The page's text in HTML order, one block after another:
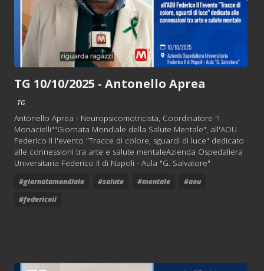
TG 10/10/2025 - Antonello Aprea
TG
Antonello Aprea - Neuropsicomotricista, Coordinatore "I
Monacielli""Giornata Mondiale della Salute Mentale", all'AOU
Federico II l'evento "Tracce di colore, sguardi di luce" dedicato
alle connessioni tra arte e salute mentaleAzienda Ospedaliera
Universitaria Federico II di Napoli - Aula "G. Salvatore"
#giornatamondiale #salute #mentale
#aou
#federicoii